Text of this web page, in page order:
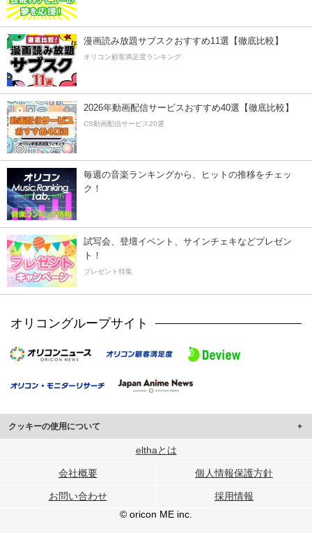
漫画読み放題サブスクおすすめ11選【徹底比較】
オリコン顧客満足度ランキング
2026年動画配信サービスおすすめ40選【徹底比較】
CS動画配信サービス20選
毎週の音楽ランキングから、ヒットの推移をチェッ
ク！
試写会、登壇イベント、サインチェキなどプレゼン
ト！
プレゼント特集
オリコングループサイト
クッキーの使用について
このサイトでは Cookie を使用して、ユーザーに合わせたコンテンツや広告の
行っています。
メディアや広告配信、データ解析の各パートナーに提供しています。
ユーザーが各パートナーのサービスを使用したときに収集した他の情報を組み
elthaとは
会社概要 個人情報保護方針
お問い合わせ
採用情報
© oricon ME inc.